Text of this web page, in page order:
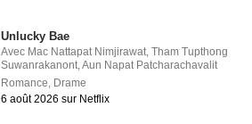
Unlucky Bae
Avec Mac Nattapat Nimjirawat,Tham Tupthong
Suwanrakanont,Aun Napat Patcharachavalit
Romance, Drame
6 août 2026 sur Netflix